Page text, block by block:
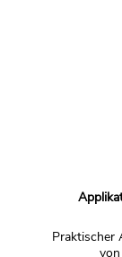
Praktischer